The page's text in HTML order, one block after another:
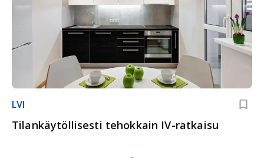
LVI
Tilankäytöllisesti tehokkain IV-ratkaisu